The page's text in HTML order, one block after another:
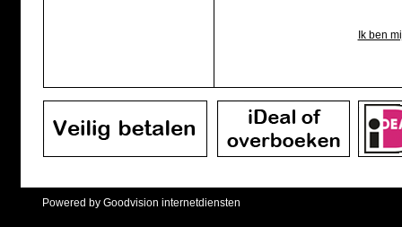
Ik ben
Powered by Goodvision internetdiensten